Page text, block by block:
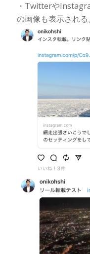
・Twitterや
の画像も表示される。